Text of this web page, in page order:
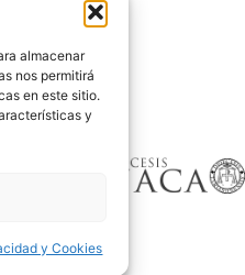
almacenar
nos permitirá
en este sitio.
y
y Cookies